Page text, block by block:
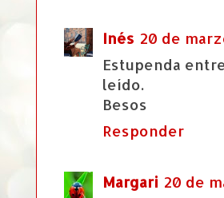
Inés 20 de
Estupenda
leído.
Besos
Responder
Margari 20 de